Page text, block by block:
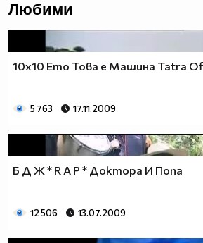
Любими
10x10 Ето Това е Машина Tatra
5 763 17.11.2009
Б Д Ж * R A P * Доктора И Попа
12 506 13.07.2009